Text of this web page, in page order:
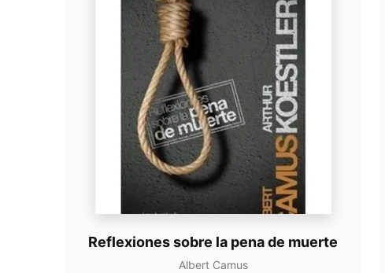
Reflexiones sobre la pena de muerte
Albert Camus